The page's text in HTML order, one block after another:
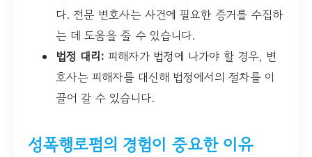
다. 전문 변호사는 사건에 필요한 증거를 수집하
는 데 도움을 줄 수 있습니다.
법정 대리: 피해자가 법정에 나가야 할 경우, 변
호사는 피해자를 대신해 법정에서의 절차를 이
끌어 갈 수 있습니다.
성폭행로펌의 경험이 중요한 이유